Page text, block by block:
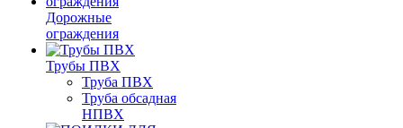
Дорожные
ограждения
Трубы ПВХ
Труба ПВХ
Труба обсадная
НПВХ